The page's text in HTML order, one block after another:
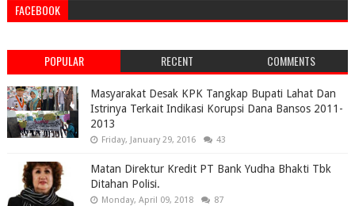
FACEBOOK
POPULAR RECENT COMMENTS
Masyarakat Desak KPK Tangkap Bupati Lahat Dan
Istrinya Terkait Indikasi Korupsi Dana Bansos 2011-
2013
Friday, January 29, 2016 43
Matan Direktur Kredit PT Bank Yudha Bhakti Tbk
Ditahan Polisi.
Monday, April 09, 2018 87